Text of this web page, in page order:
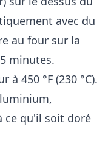
avec du
au four sur la
minutes.
450 °F (230 °C).
ce qu'il soit doré